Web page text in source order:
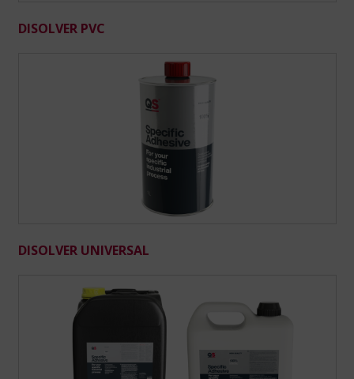
DISOLVER PVC
DISOLVER UNIVERSAL